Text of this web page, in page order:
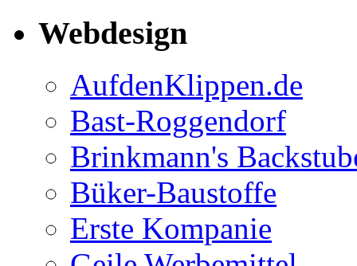
Webdesign
AufdenKlippen.de
Bast-Roggendorf
Brinkmann's
Büker-Baustoffe
Erste Kompanie